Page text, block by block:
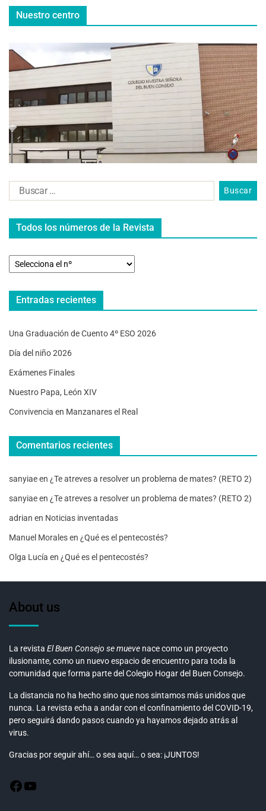
Nuestro centro
Todos los números de la Revista
Entradas recientes
Una Graduación de Cuento 4º ESO 2026
Día del niño 2026
Exámenes Finales
Nuestro Papa, León XIV
Convivencia en Manzanares el Real
Comentarios recientes
sanyiaeen ¿Te atreves a resolver un problema de mates? (RETO 2)
sanyiaeen ¿Te atreves a resolver un problema de mates? (RETO 2)
adrian en Noticias inventadas
Manuel Moralesen ¿Qué es el pentecostés?
Olga Lucía en ¿Qué es el pentecostés?
About us
La revista El Buen Consejo se mueve nace como un proyecto
ilusionante, como un nuevo espacio de encuentro para toda la
comunidad que forma parte del Colegio Hogar del Buen Consejo.
La distancia no ha hecho sino que nos sintamos más unidos que
nunca. La revista echa a andar con el confinamiento del COVID-19,
pero seguirá dando pasos cuando ya hayamos dejado atrás al
virus.
Gracias por seguir ahí… o sea aquí… o sea: ¡JUNTOS!